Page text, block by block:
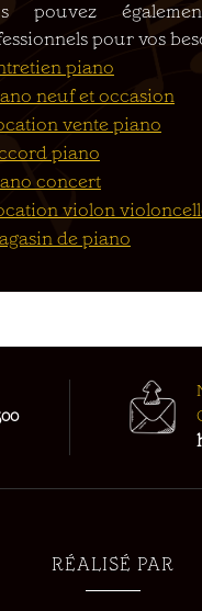
pouvez
pour vos
piano
neuf et occasion
vente piano
piano
concert
violon
de piano
RÉALISÉ PAR